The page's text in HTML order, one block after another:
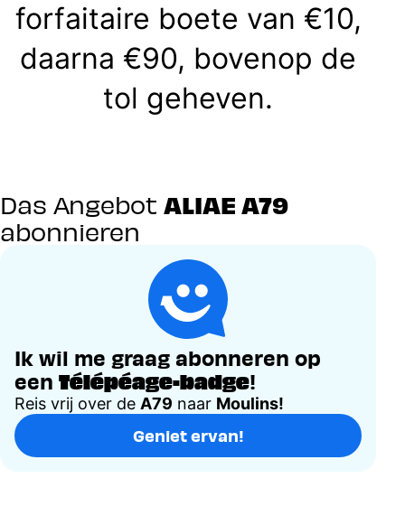
forfaitaire boete van €10,
daarna €90, bovenop de
tol geheven.
Das Angebot ALIAE A79
abonnieren
Ik wil me graag abonneren op
een Télépéage-badge!
Reis vrij over de A79 naar Moulins!
Geniet ervan!